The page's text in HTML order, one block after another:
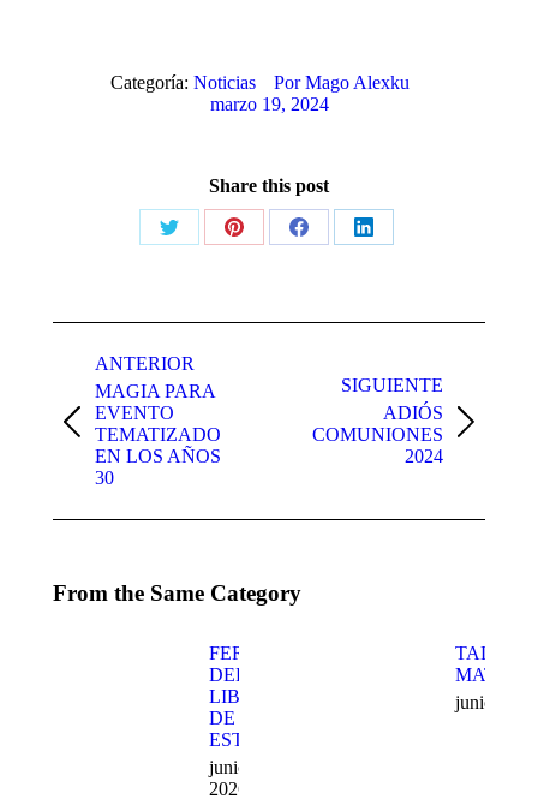
Categoría: Noticias PorMago Alexku
marzo 19, 2024
Share this post
Share
Share
Share
Share
entre
publicaciones
ANTERIOR
Publicación
anterior:
MAGIA PARA
EVENTO
TEMATIZADO
EN LOS AÑOS
30
SIGUIENTE
Publicación
ADIÓS
COMUNIONES
2024
From the Same Category
FERIA
DEL
LIBRO
DE
ESTEPA
junio 14,
2026
TALLER
junio 14,